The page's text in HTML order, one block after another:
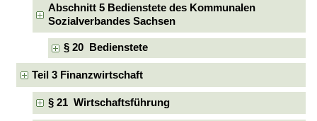
Abschnitt 5 Bedienstete des Kommunalen
Sozialverbandes Sachsen
§ 20 Bedienstete
Teil 3 Finanzwirtschaft
§ 21 Wirtschaftsführung